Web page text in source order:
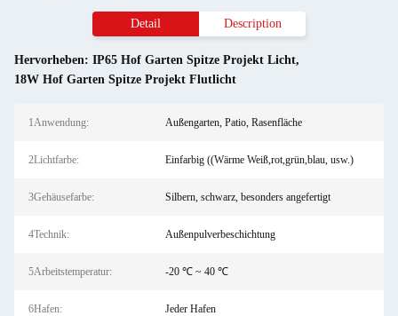
Detail Description
Hervorheben: IP65 Hof Garten Spitze Projekt Licht,
18W Hof Garten Spitze Projekt Flutlicht
1Anwendung: Außengarten, Patio, Rasenfläche
2Lichtfarbe: Einfarbig ((Wärme Weiß,rot,grün,blau, usw.)
3Gehäusefarbe: Silbern, schwarz, besonders angefertigt
4Technik: Außenpulverbeschichtung
5Arbeitstemperatur: -20 ℃ ~ 40 ℃
6Hafen: Jeder Hafen